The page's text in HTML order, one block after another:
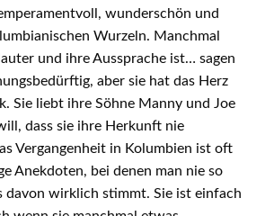
wunderschön und
Wurzeln. Manchmal
und ihre Aussprache ist… sagen
aber sie hat das Herz
Sie liebt ihre Söhne Manny und Joe
dass sie ihre Herkunft nie
Vergangenheit in Kolumbien ist oft
Anekdoten, bei denen man nie so
davon wirklich stimmt. Sie ist einfach